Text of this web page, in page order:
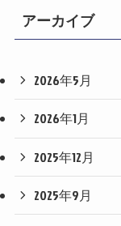
アーカイブ
2026年5月
2026年1月
2025年12月
2025年9月